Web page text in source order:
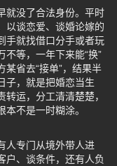
就没了合法身份。平时
以谈恋爱、谈婚论嫁的
手就找借口分手或者玩
等，一年下来能“换”
省去“接单”，结果半
子，就是把婚恋当生
运，分工清清楚楚，
不是一时糊涂。
人专门从境外带人进
户、谈条件，还有人负